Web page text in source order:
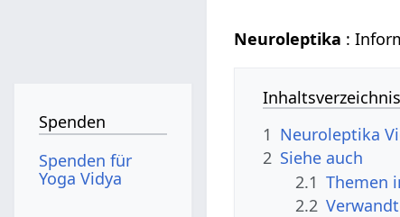
Neuroleptika :
Inhaltsverzeichnis
1 Neuroleptika
2 Siehe auch
2.1 Themen
2.2
Spenden
Spenden für
Yoga Vidya